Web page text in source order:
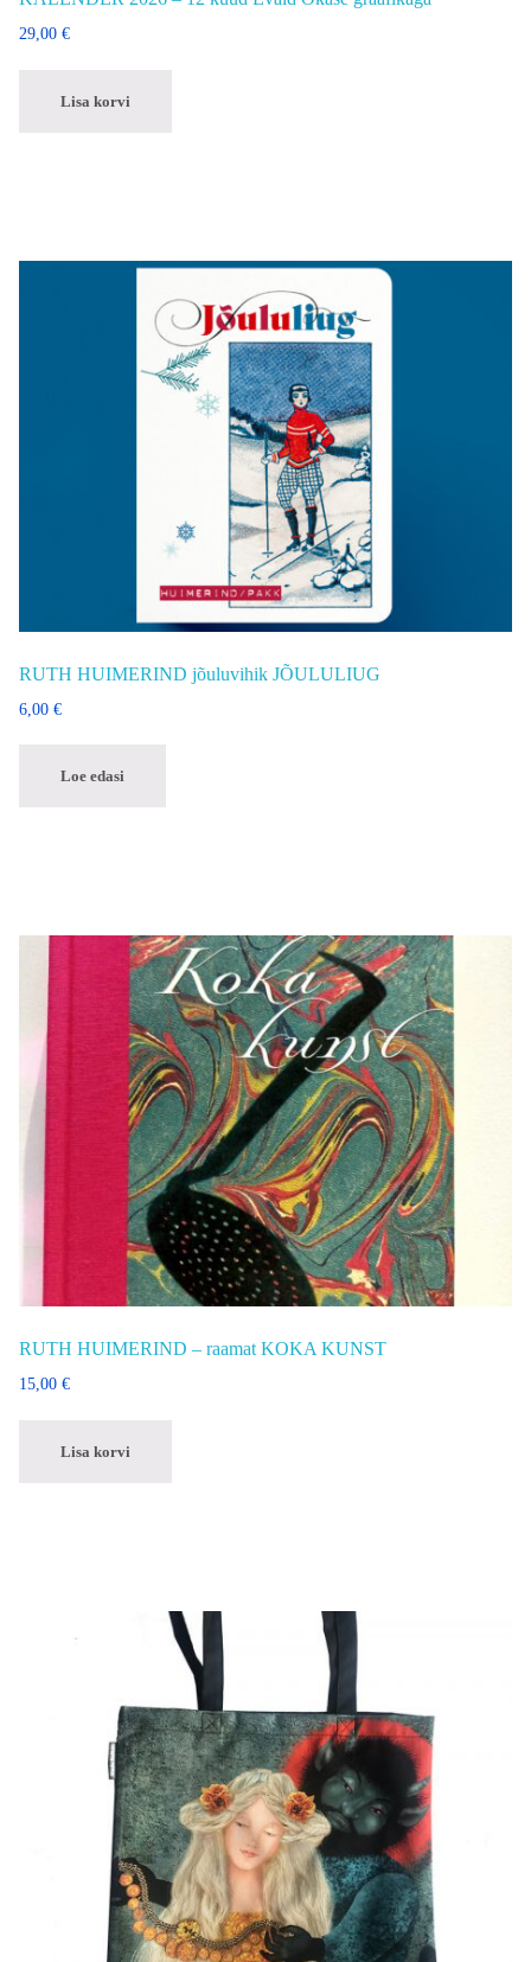
29,00 €
Lisa korvi
RUTH HUIMERIND jõuluvihik JÕULULIUG
6,00 €
Loe edasi
RUTH HUIMERIND – raamat KOKA KUNST
15,00 €
Lisa korvi